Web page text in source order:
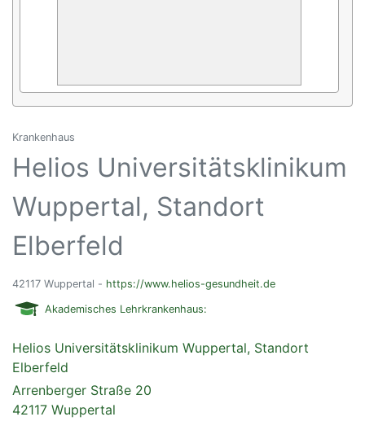
Krankenhaus
Helios Universitätsklinikum
Wuppertal, Standort
Elberfeld
42117 Wuppertal - https://www.helios-gesundheit.de
Akademisches Lehrkrankenhaus:
Helios Universitätsklinikum Wuppertal, Standort
Elberfeld
Arrenberger Straße 20
42117 Wuppertal